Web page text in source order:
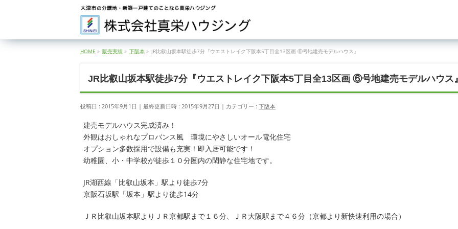
HOME » 販売実績 » 下阪本 » JR比叡山坂本駅徒歩7分『ウエストレイク下阪本5丁目全13区画 ⑥号地建売モデルハウス』
JR比叡山坂本駅徒歩7分『ウエストレイク下阪本5丁目全13区画 ⑥号地建売モデルハウス
投稿日 : 2015年9月1日 最終更新日時 : 2015年9月27日 カテゴリー : 下阪本
建売モデルハウス完成済み！
外観はおしゃれなプロバンス風 環境にやさしいオール電化住宅
オプション多数採用で設備も充実！即入居可能です！
幼稚園、小・中学校が徒歩１０分圏内の閑静な住宅地です。
JR湖西線「比叡山坂本」駅より徒歩7分
京阪石坂駅「坂本」駅より徒歩14分
ＪＲ比叡山坂本駅よりＪＲ京都駅まで１６分、ＪＲ大阪駅まで４６分（京都より新快速利用の場合）